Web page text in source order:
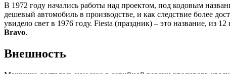
В 1972 году начались работы над проектом, под кодовым
дешевый автомобиль в производстве, и как следствие более
увидело свет в 1976 году. Fiesta (праздник) – это название, из
Bravo.
Внешность